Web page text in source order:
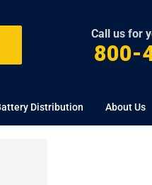
Call us for
800-
Distribution About Us